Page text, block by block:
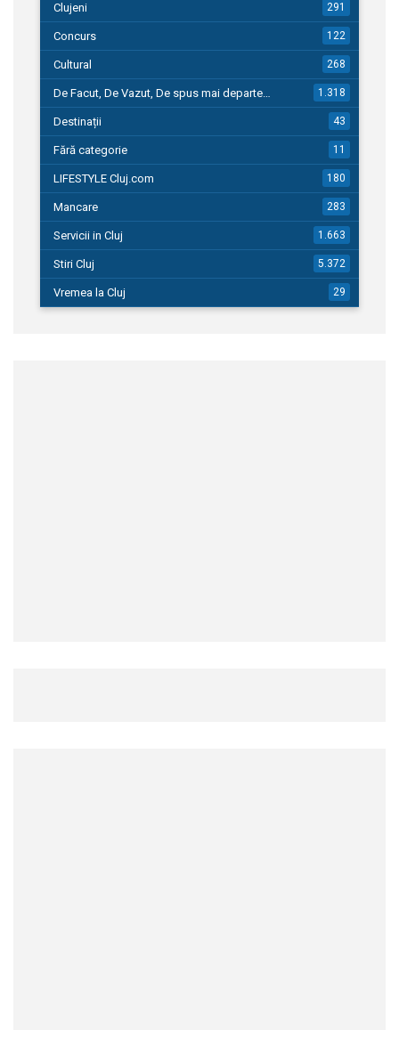
Clujeni 291
Concurs 122
Cultural 268
De Facut, De Vazut, De spus mai departe… 1.318
Destinații 43
Fără categorie 11
LIFESTYLE Cluj.com 180
Mancare 283
Servicii in Cluj 1.663
Stiri Cluj 5.372
Vremea la Cluj 29